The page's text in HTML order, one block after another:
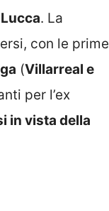
. La
con le prime
(Villarreal e
per l’ex
in vista della